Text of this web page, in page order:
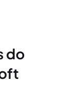
do